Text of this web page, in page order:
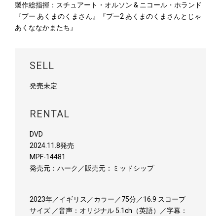
製作総指揮：スチュアート・オルソン & ニコール・ホランド
『プー あくまのくまさん』『プー2 あくまのくまさんとじゃ
あくななかまたち』
SELL
発売未定
RENTAL
DVD
2024.11.8発売
MPF-14481
発売元：ハーク／販売元：ミッドシップ
2023年／イギリス／カラー／75分／16:9 スコープ
サイズ ／音声：オリジナル 5.1ch（英語）／字幕：